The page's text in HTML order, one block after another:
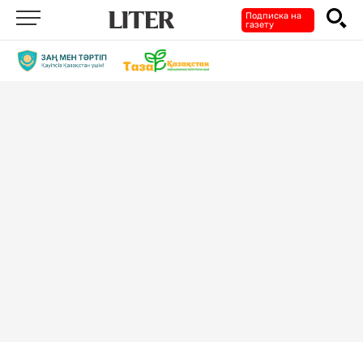
Подписка на
газету